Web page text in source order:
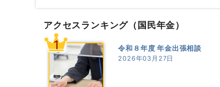
アクセスランキング （国民年金）
1 令和８年度 年金出張相談
2026年03月27日